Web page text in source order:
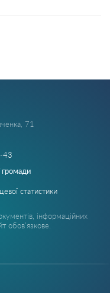
71
43
громади
статистики
інформаційних
обов'язкове.